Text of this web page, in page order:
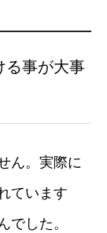
る事が大事
ん。実際に
ています
でした。